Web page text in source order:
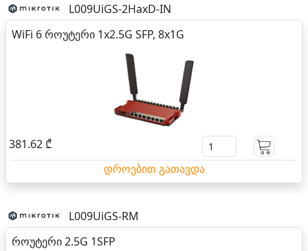
L009UiGS-2HaxD-IN
WiFi 6 როუტერი 1x2.5G SFP, 8x1G
381.62 ₾
დროებით გათავდა
L009UiGS-RM
როუტერი 2.5G 1SFP